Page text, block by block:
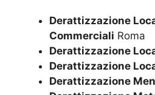
Derattizzazione
Commerciali Roma
Derattizzazione
Derattizzazione
Derattizzazione